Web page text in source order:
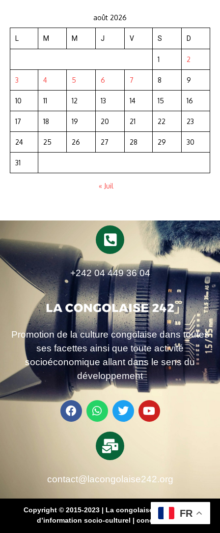
août 2026
L M M J V S D
1 2
3 4 5 6 7 8 9
10 11 12 13 14 15 16
17 18 19 20 21 22 23
24 25 26 27 28 29 30
31
« Juil
+242 04 449 36 04
Promotion de la culture congolaise dans toutes
ses facettes ainsi que toute activité
socioéconomique allant dans le sens du
développement
contact@lacongolaise242.org
Copyright © 2015-2023 | La congolaise 242 – média
d’information socio-culturel | conçu par SB
FR